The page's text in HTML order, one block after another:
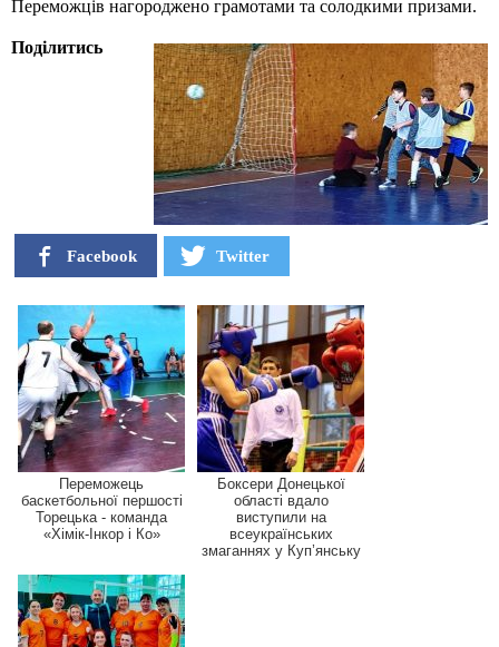
Переможців нагороджено грамотами та солодкими призами.
Поділитись
Facebook Twitter
Переможець
баскетбольної першості
Торецька - команда
«Хімік-Інкор і Ко»
Боксери Донецької
області вдало
виступили на
всеукраїнських
змаганнях у Куп’янську